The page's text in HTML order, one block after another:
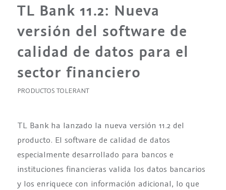
TL Bank 11.2: Nueva
versión del software de
calidad de datos para el
sector financiero
PRODUCTOS TOLERANT
TL Bank ha lanzado la nueva versión 11.2 del
producto. El software de calidad de datos
especialmente desarrollado para bancos e
instituciones financieras valida los datos bancarios
y los enriquece con información adicional, lo que